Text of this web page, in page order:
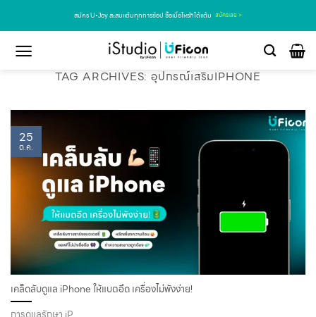
สมัคร U•Joy สะสมแต้มทุกการช้อป ซื้อเมื่อไหร่ก็ได้แต้ม สมัครเลย >
TAG ARCHIVES:อุปกรณ์เสริมIPHONE
เคล็ดลับดูแล iPhone ให้แบตอึด เครื่องไม่พังง่าย!
25
ต.ค.